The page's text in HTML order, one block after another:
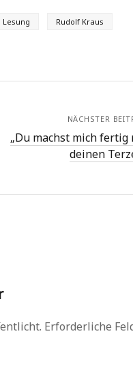
Lesung
Rudolf Kraus
NÄCHSTER
„Du machst mich fertig
deinen
Erforderliche